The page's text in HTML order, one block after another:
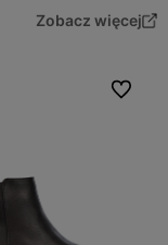
Zobacz więcej
Do